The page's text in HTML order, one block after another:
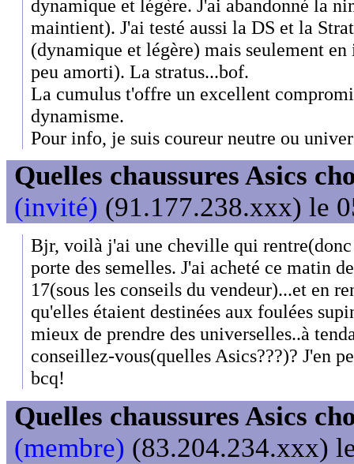
dynamique et légère. J'ai abandonné la
maintient). J'ai testé aussi la DS et la
(dynamique et légère) mais seulement
peu amorti). La stratus...bof.
La cumulus t'offre un excellent
dynamisme.
Pour info, je suis coureur neutre ou
Quelles chaussures Asics
(invité) (91.177.238.xxx) le
Bjr, voilà j'ai une cheville qui
porte des semelles. J'ai acheté ce matin
17(sous les conseils du vendeur)...et en
qu'elles étaient destinées aux foulées
mieux de prendre des universelles..à
conseillez-vous(quelles Asics???)? J'en
bcq!
Quelles chaussures Asics
(membre) (83.204.234.xxx)